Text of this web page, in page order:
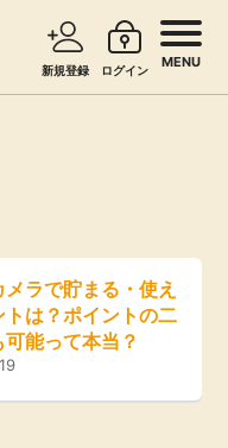
新規登録 ログイン MENU
メラで貯まる・使え
トは？ポイントの二
能って本当？